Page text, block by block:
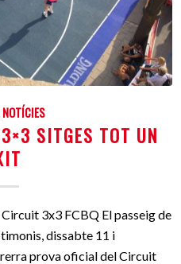
NOTÍCIES
SITGES TOT UN
3x3 FCBQ El passeig de
dissabte 11 i
prova oficial del Circuit